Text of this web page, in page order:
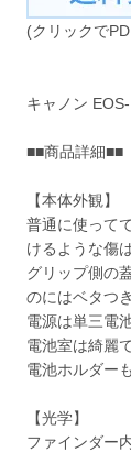
(クリックで
キャノン
■■商品詳細■■
【本体外観】
普通に使って
けるような傷
グリップ側の
のにはベタつ
電源は単三電
電池室は綺麗で
電池ホルダー
【光学】
ファインダー